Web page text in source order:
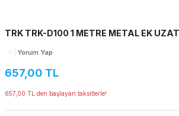
TRK TRK-D100 1 METRE METAL EK
0 Yorum Yap
657,00 TL
657,00 TL den başlayan taksitlerle!